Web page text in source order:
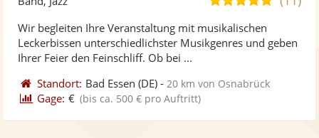
Sternen
Wir begleiten Ihre Veranstaltung mit musikalischen
Leckerbissen unterschiedlichster Musikgenres und geben
Ihrer Feier den Feinschliff. Ob bei ...
Standort: Bad Essen (DE) - 20 km von Osnabrück
Gage: € (bis ca. 500 € pro Auftritt)